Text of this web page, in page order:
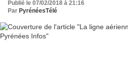
Publié le 07/02/2018 à 21:16
Par PyrénéesTélé